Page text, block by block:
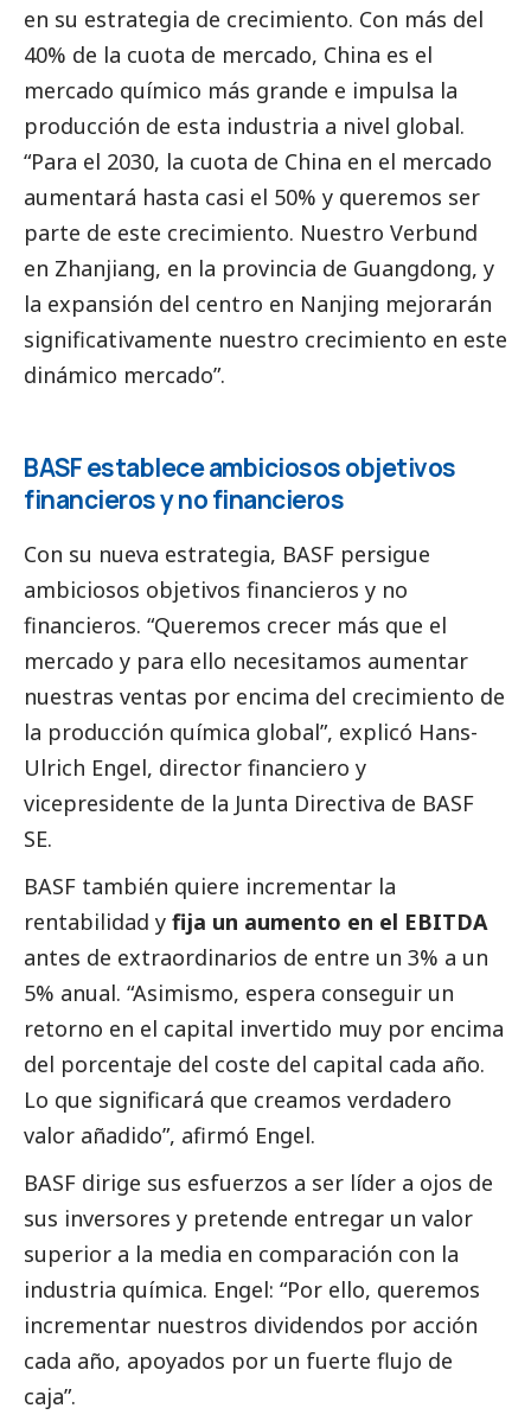
en su estrategia de crecimiento. Con más del
40% de la cuota de mercado, China es el
mercado químico más grande e impulsa la
producción de esta industria a nivel global.
“Para el 2030, la cuota de China en el mercado
aumentará hasta casi el 50% y queremos ser
parte de este crecimiento. Nuestro Verbund
en Zhanjiang, en la provincia de Guangdong, y
la expansión del centro en Nanjing mejorarán
significativamente nuestro crecimiento en este
dinámico mercado”.
BASF establece ambiciosos objetivos
financieros y no financieros
Con su nueva estrategia, BASF persigue
ambiciosos objetivos financieros y no
financieros. “Queremos crecer más que el
mercado y para ello necesitamos aumentar
nuestras ventas por encima del crecimiento de
la producción química global”, explicó Hans-
Ulrich Engel, director financiero y
vicepresidente de la Junta Directiva de BASF
SE.
BASF también quiere incrementar la
rentabilidad y fija un aumento en el EBITDA
antes de extraordinarios de entre un 3% a un
5% anual. “Asimismo, espera conseguir un
retorno en el capital invertido muy por encima
del porcentaje del coste del capital cada año.
Lo que significará que creamos verdadero
valor añadido”, afirmó Engel.
BASF dirige sus esfuerzos a ser líder a ojos de
sus inversores y pretende entregar un valor
superior a la media en comparación con la
industria química. Engel: “Por ello, queremos
incrementar nuestros dividendos por acción
cada año, apoyados por un fuerte flujo de
caja”.